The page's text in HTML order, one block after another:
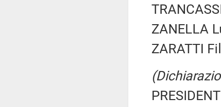
ZANELLA
ZARATTI